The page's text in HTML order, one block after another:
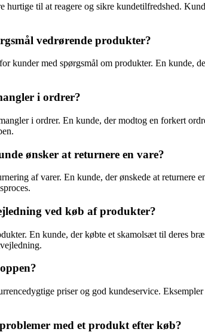
til at reagere og sikre kundetilfredshed.
vedrørende produkter?
kunder med spørgsmål om produkter. En kunde,
i ordrer?
i ordrer. En kunde, der modtog en forkert
ønsker at returnere en vare?
af varer. En kunde, der ønskede at returnere
ved køb af produkter?
En kunde, der købte et skamolsæt til deres
priser og god kundeservice.
med et produkt efter køb?